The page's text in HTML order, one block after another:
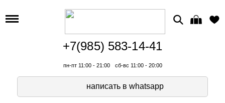
+7(985) 583-14-41
пн-пт 11:00 - 21:00 сб-вс 11:00 - 20:00
написать в whatsapp